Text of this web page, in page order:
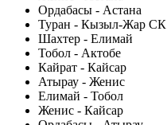
Ордабасы - Астана
Туран - Кызыл-Жар СК
Шахтер - Елимай
Тобол - Актобе
Кайрат - Кайсар
Атырау - Женис
Елимай - Тобол
Женис - Кайсар